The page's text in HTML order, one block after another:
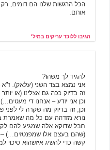
הכל הרגשות שלנו הם דומים, רק
אותם.
הגיבו ללוכד עריקים במיל'
להגיד לך משהו?
אני נמצא בצד השני (עלאק). ז"א
זה בדיוק ככה גם אצלינו (או יותר
וכן אני יודע – אנחנו די
וכן, זה בדיוק מה שקרה לי לפני
נורא מזדהה עם כל מה
חבל שדוקא אלה שמגיע להם
(שהם בעצם אלו שמפנטזים…) –
קשה כדי להשיג איזשהוא סיכוי